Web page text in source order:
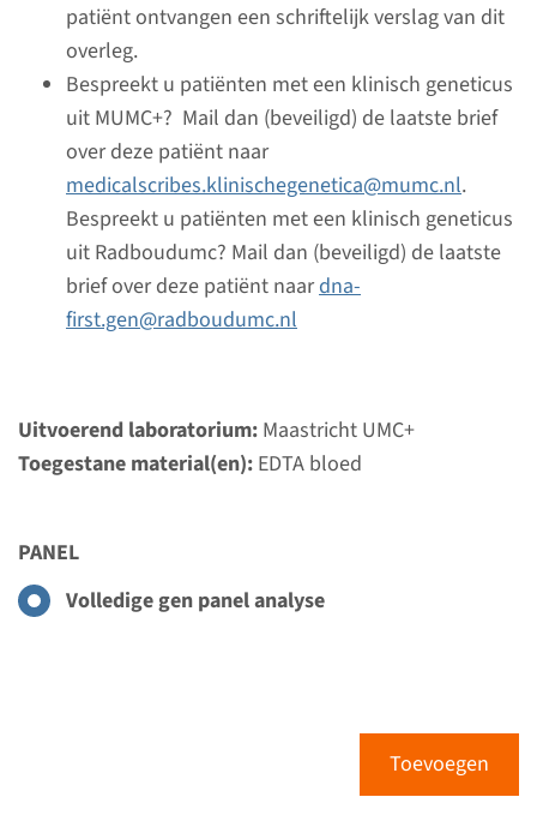
patiënt ontvangen een schriftelijk verslag van dit
overleg.
Bespreekt u patiënten met een klinisch geneticus
uit MUMC+? Mail dan (beveiligd) de laatste brief
over deze patiënt naar
medicalscribes.klinischegenetica@mumc.nl.
Bespreekt u patiënten met een klinisch geneticus
uit Radboudumc? Mail dan (beveiligd) de laatste
brief over deze patiënt naardna-
first.gen@radboudumc.nl
Uitvoerend laboratorium: Maastricht UMC+
Toegestane material(en): EDTA bloed
PANEL
Volledige gen panel analyse
Toevoegen
Bekijk
Toevoegen
Panel
Complement-gemedieerde
nierziekten panel
Doorlooptijd
Regulier: 2-3 maanden / Rapid: 15 werkdagen
Uitvoerend laboratorium
Bekijk
Toevoegen
Congenitale hartziekte
panel¹